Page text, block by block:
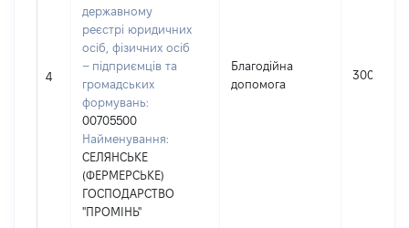
4
державному
реєстрі юридичних
осіб, фізичних осіб
– підприємців та
громадських
формувань:
00705500
Найменування:
СЕЛЯНСЬКЕ
(ФЕРМЕРСЬКЕ)
ГОСПОДАРСТВО
"ПРОМІНЬ"
Благодійна
допомога
300